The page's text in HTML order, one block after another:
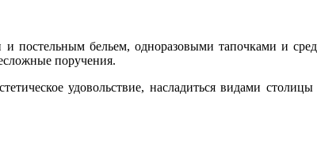
постельным бельем, одноразовыми тапочками и
поручения.
удовольствие, насладиться видами